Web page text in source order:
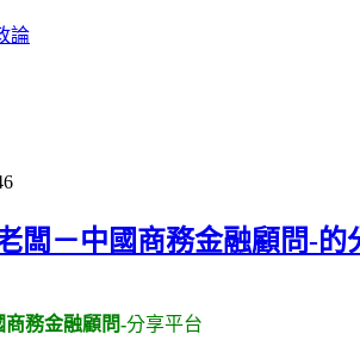
論
闆－中國商務金融顧問-的
商務金融顧問-分享平台